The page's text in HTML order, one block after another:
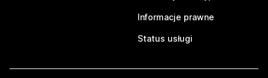
Informacje prawne
Status usługi